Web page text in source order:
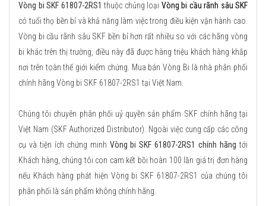
Vòng bi SKF 61807-2RS1 thuộc chủng loại Vòng bi cầu rãnh sâu SKF
có tuổi thọ bền bỉ và khả năng làm việc trong điều kiện vận hành cao.
Vòng bi cầu rãnh sâu SKF bền bỉ hơn rất nhiều so với các hãng vòng
bi khác trên thị trường, điều này đã được hàng triệu khách hàng khắp
nơi trên toàn thế giới kiểm chứng. Mua bán Vòng Bi là nhà phân phối
chính hãng Vòng bi SKF 61807-2RS1 tại Việt Nam.
Chúng tôi chuyên phân phối uỷ quyền sản phẩm SKF chính hãng tại
Việt Nam (SKF Authorized Distributor). Ngoài việc cung cấp các công
cụ và tiện ích chứng minh Vòng bi SKF 61807-2RS1 chính hãng tới
Khách hàng, chúng tôi con cam kết bồi hoàn 100 lần giá trị đơn hàng
nếu Khách hàng phát hiện Vòng bi SKF 61807-2RS1 của chúng tôi
phân phối là sản phẩm không chính hãng.